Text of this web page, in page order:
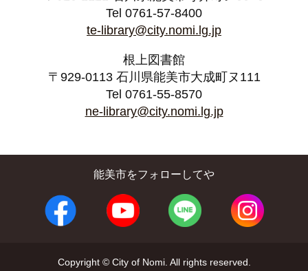
Tel 0761-57-8400
te-library@city.nomi.lg.jp
根上図書館
〒929-0113 石川県能美市大成町ヌ111
Tel 0761-55-8570
ne-library@city.nomi.lg.jp
能美市をフォローしてや
Copyright © City of Nomi. All rights reserved.